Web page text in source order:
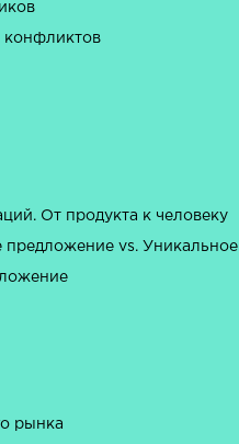
конфликтов
От продукта к человеку
предложение vs. Уникальное
рынка